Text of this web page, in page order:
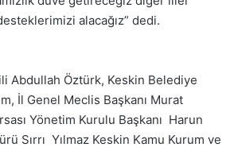
alacağız” dedi.
Abdullah Öztürk, Keskin Belediye
İl Genel Meclis Başkanı Murat
Yönetim Kurulu Başkanı Harun
Sırrı Yılmaz Keskin Kamu Kurum ve